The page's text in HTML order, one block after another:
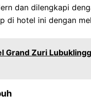
dan dilengkapi
di hotel ini dengan
Grand Zuri